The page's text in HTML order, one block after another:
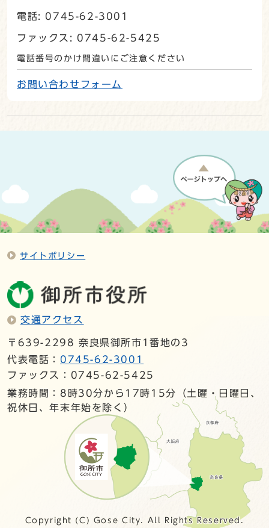
電話: 0745-62-3001
ファックス: 0745-62-5425
電話番号のかけ間違いにご注意ください
お問い合わせフォーム
サイトポリシー
交通アクセス
〒639-2298 奈良県御所市1番地の3
代表電話： 0745-62-3001
ファックス：0745-62-5425
業務時間：8時30分から17時15分（土曜・日曜日、
祝休日、年末年始を除く）
Copyright (C) Gose City. All Rights Reserved.